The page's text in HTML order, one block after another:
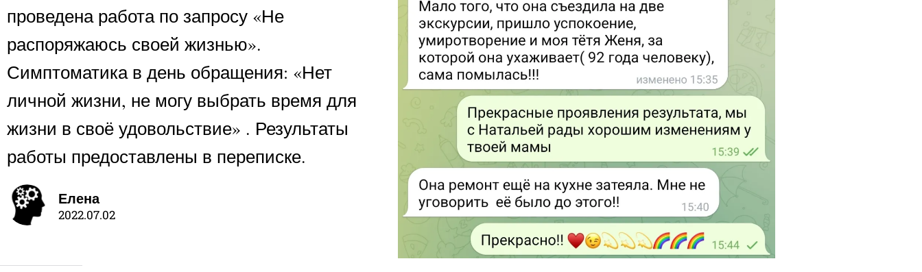
проведена работа по запросу «Не
распоряжаюсь своей жизнью».
Симптоматика в день обращения: «Нет
личной жизни, не могу выбрать время для
жизни в своё удовольствие» . Результаты
работы предоставлены в переписке.​
Елена
2022.07.02